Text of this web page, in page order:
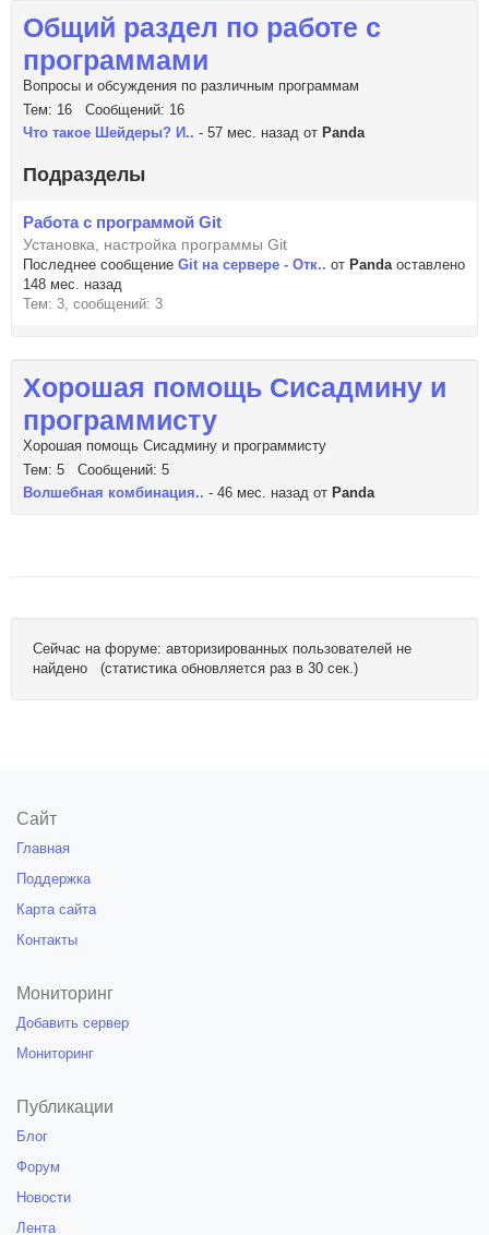
Общий раздел по работе с
программами
Вопросы и обсуждения по различным программам
Тем: 16 Сообщений: 16
Что такое Шейдеры? И.. - 57 мес. назад от Panda
Подразделы
Работа с программой Git
Установка, настройка программы Git
Последнее сообщение Git на сервере - Отк.. от Pandaоставлено
148 мес. назад
Тем: 3, сообщений: 3
Хорошая помощь Сисадмину и
программисту
Хорошая помощь Сисадмину и программисту
Тем: 5 Сообщений: 5
Волшебная комбинация.. - 46 мес. назад от Panda
Сейчас на форуме: авторизированных пользователей не
найдено (статистика обновляется раз в 30 сек.)
Сайт
Главная
Поддержка
Карта сайта
Контакты
Мониторинг
Добавить сервер
Мониторинг
Публикации
Блог
Форум
Новости
Лента